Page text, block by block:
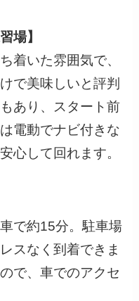
場】
着いた雰囲気で、
で美味しいと評判
あり、スタート前
電動でナビ付きな
心して回れます。
で約15分。駐車場
スなく到着できま
で、車でのアクセ